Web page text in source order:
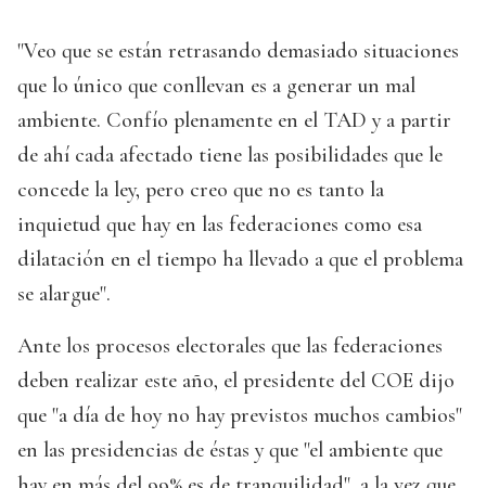
"Veo que se están retrasando demasiado situaciones
que lo único que conllevan es a generar un mal
ambiente. Confío plenamente en el TAD y a partir
de ahí cada afectado tiene las posibilidades que le
concede la ley, pero creo que no es tanto la
inquietud que hay en las federaciones como esa
dilatación en el tiempo ha llevado a que el problema
se alargue".
Ante los procesos electorales que las federaciones
deben realizar este año, el presidente del COE dijo
que "a día de hoy no hay previstos muchos cambios"
en las presidencias de éstas y que "el ambiente que